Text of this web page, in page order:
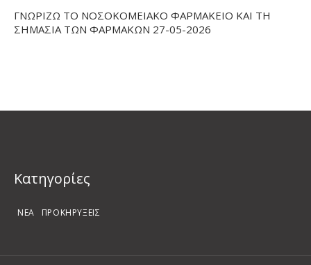
ΓΝΩΡΙΖΩ ΤΟ ΝΟΣΟΚΟΜΕΙΑΚΟ ΦΑΡΜΑΚΕΙΟ ΚΑΙ ΤΗ
ΣΗΜΑΣΙΑ ΤΩΝ ΦΑΡΜΑΚΩΝ 27-05-2026
Kατηγορίες
ΝΕΑ ΠΡΟΚΗΡΥΞΕΙΣ